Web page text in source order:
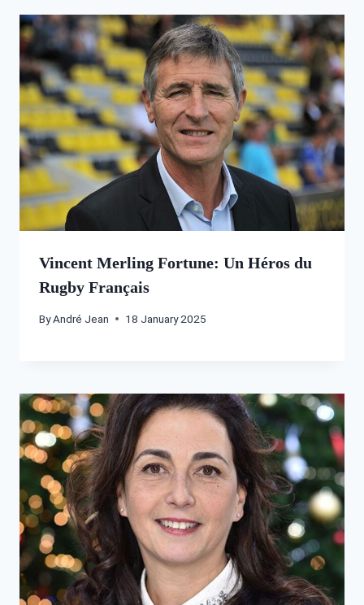
Vincent Merling Fortune: Un Héros du
Rugby Français
ByAndré Jean 18 January 2025